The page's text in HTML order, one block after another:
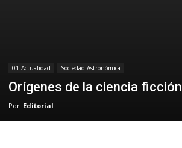
01 Actualidad Sociedad Astronómica
Orígenes de la ciencia ficción
Por Editorial